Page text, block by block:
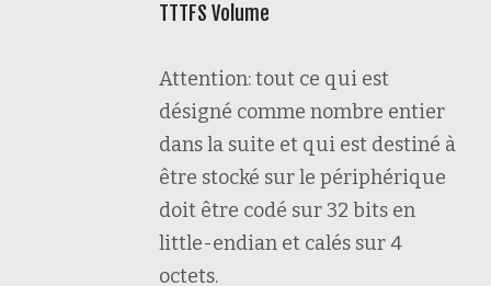
TTTFS Volume
Attention: tout ce qui est
désigné comme nombre entier
dans la suite et qui est destiné à
être stocké sur le périphérique
doit être codé sur 32 bits en
little-endian et calés sur 4
octets.